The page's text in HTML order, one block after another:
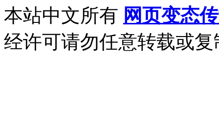
本站中文所有 网页变态
经许可请勿任意转载或复